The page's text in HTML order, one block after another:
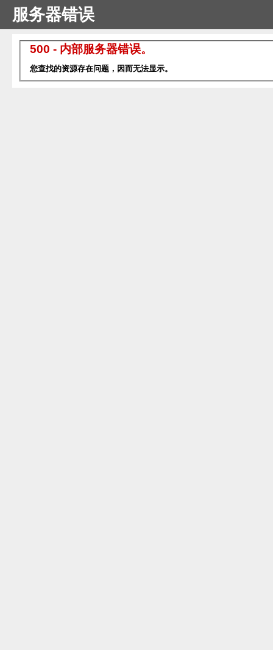
服务器错误
500 - 内部服务器错误。
您查找的资源存在问题，因而无法显示。